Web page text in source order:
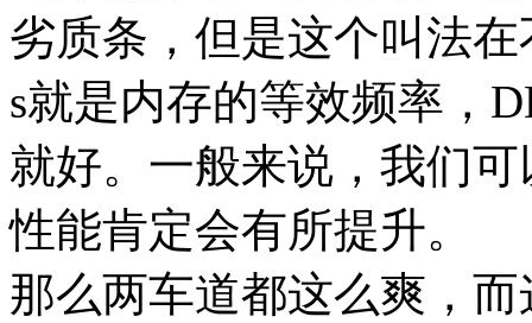
劣质条，但是这个叫法
s就是内存的等效频率，
就好。一般来说，我们
性能肯定会有所提升。
那么两车道都这么爽，